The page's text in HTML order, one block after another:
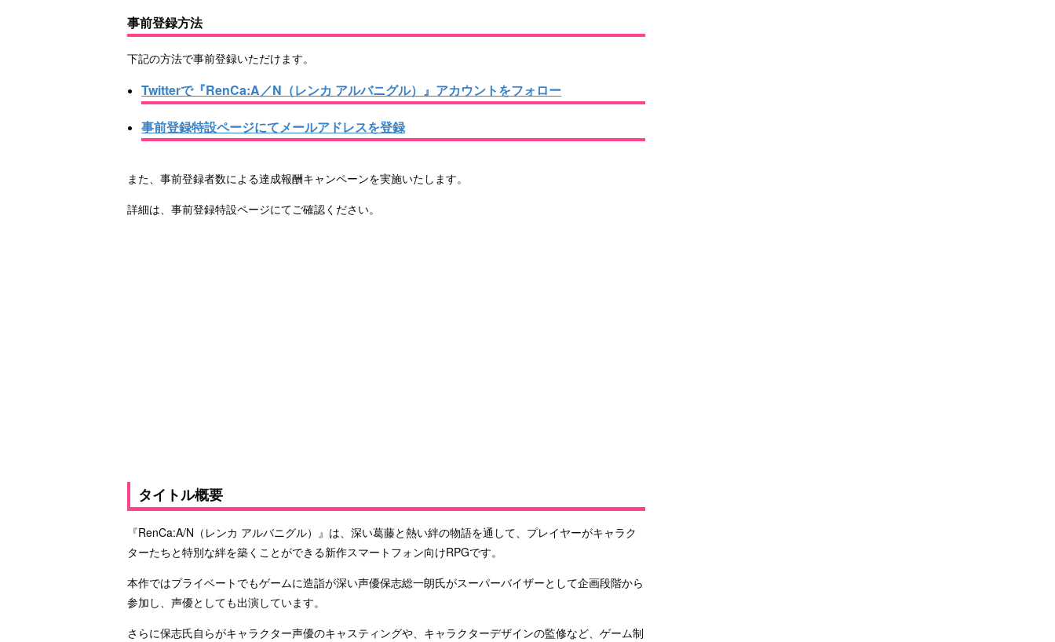
事前登録方法
下記の方法で事前登録いただけます。
Twitterで『RenCa:A／N（レンカ アルバニグル）』アカウントをフォロー
事前登録特設ページにてメールアドレスを登録
また、事前登録者数による達成報酬キャンペーンを実施いたします。
詳細は、事前登録特設ページにてご確認ください。
タイトル概要
『RenCa:A/N（レンカ アルバニグル）』は、深い葛藤と熱い絆の物語を通して、プレイヤーがキャラク
ターたちと特別な絆を築くことができる新作スマートフォン向けRPGです。
本作ではプライベートでもゲームに造詣が深い声優保志総一朗氏がスーパーバイザーとして企画段階から
参加し、声優としても出演しています。
さらに保志氏自らがキャラクター声優のキャスティングや、キャラクターデザインの監修など、ゲーム制